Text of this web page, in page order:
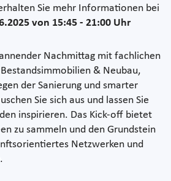
Sie mehr Informationen bei
von 15:45 - 21:00 Uhr
Nachmittag mit fachlichen
& Neubau,
der Sanierung und smarter
Sie sich aus und lassen Sie
inspirieren. Das Kick-off bietet
zu sammeln und den Grundstein
Netzwerken und